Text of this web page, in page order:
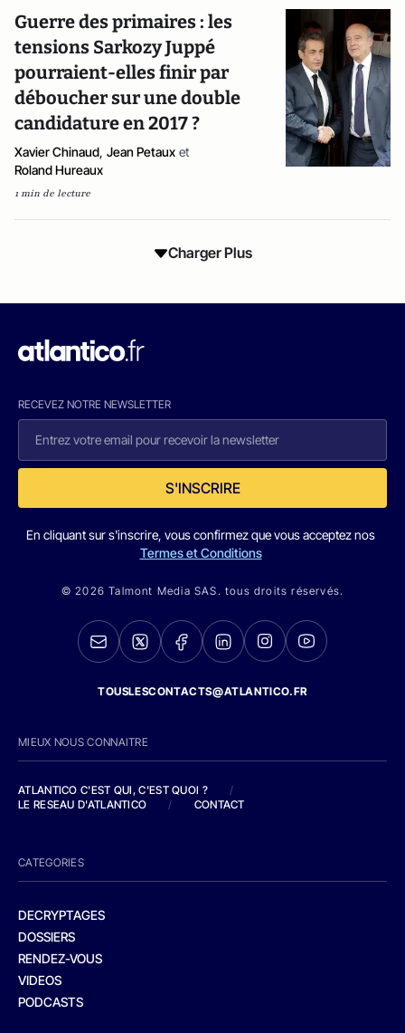
Guerre des primaires : les
tensions Sarkozy Juppé
pourraient-elles finir par
déboucher sur une double
candidature en 2017 ?
Xavier Chinaud, Jean Petaux et
Roland Hureaux
1 min de lecture
Charger Plus
RECEVEZ NOTRE NEWSLETTER
S'INSCRIRE
En cliquant sur s'inscrire, vous confirmez que vous acceptez nos
Termes et Conditions
© 2026 Talmont Media SAS. tous droits réservés.
TOUSLESCONTACTS@ATLANTICO.FR
MIEUX NOUS CONNAITRE
ATLANTICO C'EST QUI, C'EST QUOI ?
/
LE RESEAU D'ATLANTICO
/ CONTACT
CATEGORIES
DECRYPTAGES
DOSSIERS
RENDEZ-VOUS
VIDEOS
PODCASTS